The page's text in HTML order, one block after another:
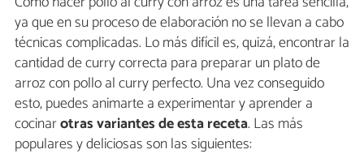
ya que en su proceso de elaboración no se llevan a cabo
técnicas complicadas. Lo más difícil es, quizá, encontrar la
cantidad de curry correcta para preparar un plato de
arroz con pollo al curry perfecto. Una vez conseguido
esto, puedes animarte a experimentar y aprender a
cocinarotras variantes de esta receta. Las más
populares y deliciosas son las siguientes: